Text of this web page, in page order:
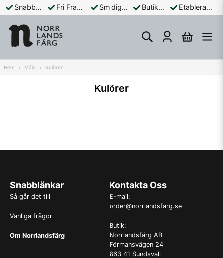
Snabba Leveranser Fri Frakt Över 899:- Smidiga Betalningar Butik och Online Etablerad Sedan 1965
Hem Måla Kulörer
Kulörer
Snabblänkar
Så går det till
Vanliga frågor
Om Norrlandsfärg
Kontakta Oss
E-mail:
order@norrlandsfarg.se
Butik:
Norrlandsfärg AB
Förmansvägen 24
863 41 Sundsvall